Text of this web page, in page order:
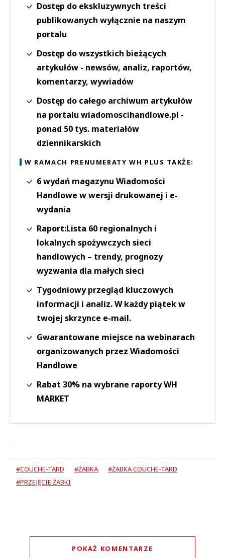
Dostęp do ekskluzywnych treści
publikowanych wyłącznie na naszym
portalu
Dostęp do wszystkich bieżących
artykułów - newsów, analiz, raportów,
komentarzy, wywiadów
Dostęp do całego archiwum artykułów
na portalu wiadomoscihandlowe.pl -
ponad 50 tys. materiałów
dziennikarskich
W RAMACH PRENUMERATY WH PLUS TAKŻE:
6 wydań magazynu Wiadomości
Handlowe w wersji drukowanej i e-
wydania
Raport:Lista 60 regionalnych i
lokalnych spożywczych sieci
handlowych – trendy, prognozy
wyzwania dla małych sieci
Tygodniowy przegląd kluczowych
informacji i analiz. W każdy piątek w
twojej skrzynce e-mail.
Gwarantowane miejsce na webinarach
organizowanych przez Wiadomości
Handlowe
Rabat 30% na wybrane raporty WH
MARKET
#COUCHE-TARD #ŻABKA
#ŻABKA COUCHE-TARD
#PRZEJĘCIE ŻABKI
POKAŻ KOMENTARZE